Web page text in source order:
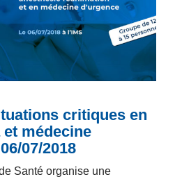
critiques en
médecine
07/2018
Santé organise une